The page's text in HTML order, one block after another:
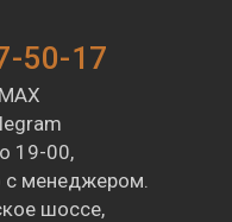
50-17
19-00,
с менеджером.
шоссе,